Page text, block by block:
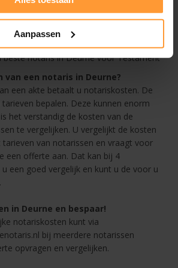
Aanpassen
notaris in de buurt van Deurne
notaris in Deurne voor Testament
een notaris in Deurne?
een akte betaalt u notariskosten. De
bepalen. Deze kunnen enorm
het verstandig de kosten van de
te vergelijken. U vergelijkt de kosten
van notarissen en vraagt voor
een offerte aan. Dat kan bij 4
een goed vergelijk en kunt u de voor u
in Deurne en bespaar!
notariskosten kunt via
bij meerdere notarissen
opvragen en vergelijken.